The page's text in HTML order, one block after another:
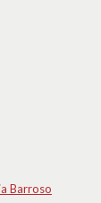
Barroso